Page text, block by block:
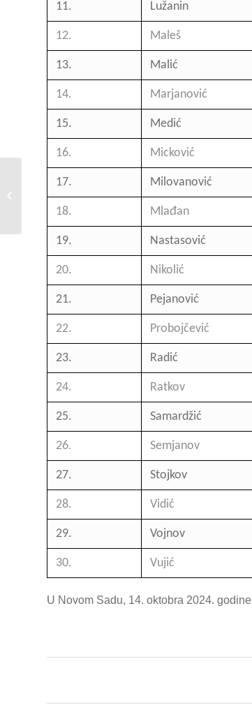
11. Lužanin
12. Maleš
13. Malić
14. Marjanović
15. Medić
16. Micković
17. Milovanović
18. Mlađan
19. Nastasović
20. Nikolić
21. Pejanović
22. Probojčević
23. Radić
24. Ratkov
25. Samardžić
26. Semjanov
27. Stojkov
28. Vidić
29. Vojnov
30. Vujić
U Novom Sadu, 14. oktobra 2024. godine
Konkurs za stipendiju – 2024/25.